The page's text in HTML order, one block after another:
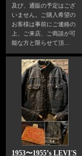
及び、通販の予定はござ
いません。ご購入希望の
お客様は事前にご連絡の
上、ご来店、ご商談が可
能な方と限らせて頂…
1953〜1955’s LEVI'S